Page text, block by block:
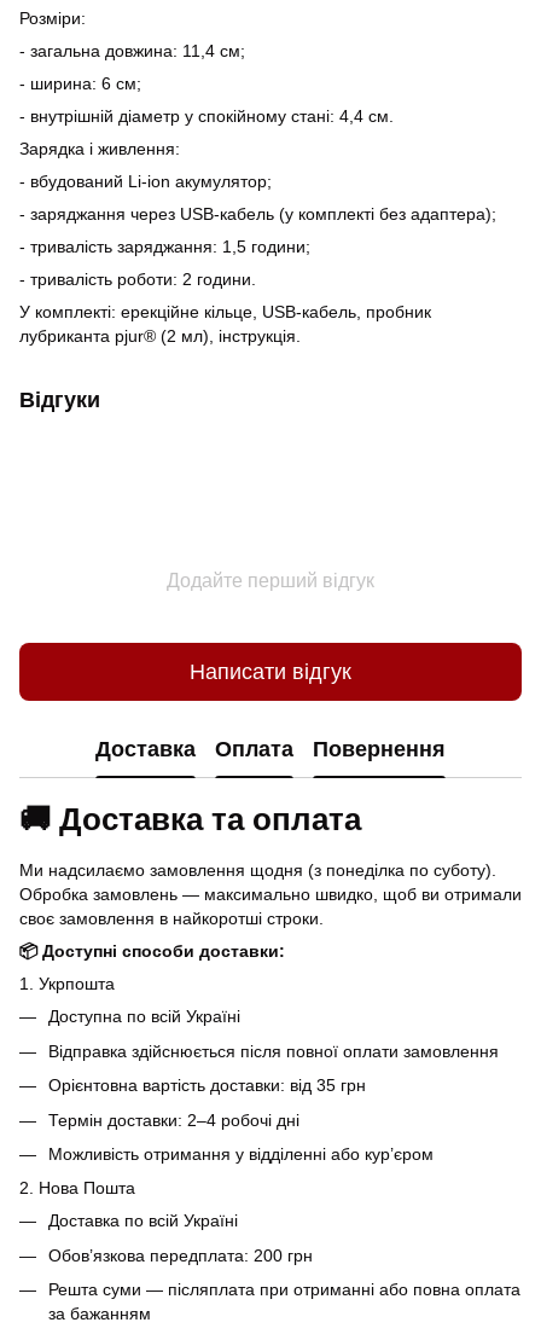
Розміри:
- загальна довжина: 11,4 см;
- ширина: 6 см;
- внутрішній діаметр у спокійному стані: 4,4 см.
Зарядка і живлення:
- вбудований Li-ion акумулятор;
- заряджання через USB-кабель (у комплекті без адаптера);
- тривалість заряджання: 1,5 години;
- тривалість роботи: 2 години.
У комплекті: ерекційне кільце, USB-кабель, пробник
лубриканта pjur® (2 мл), інструкція.
Відгуки
Додайте перший відгук
Написати відгук
Доставка Оплата Повернення
🚚 Доставка та оплата
Ми надсилаємо замовлення щодня (з понеділка по суботу).
Обробка замовлень — максимально швидко, щоб ви отримали
своє замовлення в найкоротші строки.
📦 Доступні способи доставки:
1. Укрпошта
Доступна по всій Україні
Відправка здійснюється після повної оплати замовлення
Орієнтовна вартість доставки: від 35 грн
Термін доставки: 2–4 робочі дні
Можливість отримання у відділенні або кур’єром
2. Нова Пошта
Доставка по всій Україні
Обов’язкова передплата: 200 грн
Решта суми — післяплата при отриманні або повна оплата
за бажанням